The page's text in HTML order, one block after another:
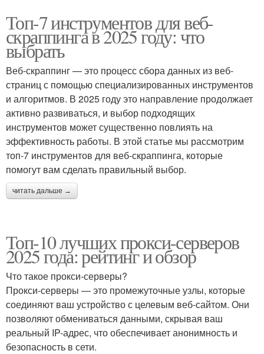
Топ-7 инструментов для веб-
скраппинга в 2025 году: что
выбрать
Веб-скраппинг — это процесс сбора данных из веб-
страниц с помощью специализированных инструментов
и алгоритмов. В 2025 году это направление продолжает
активно развиваться, и выбор подходящих
инструментов может существенно повлиять на
эффективность работы. В этой статье мы рассмотрим
топ-7 инструментов для веб-скраппинга, которые
помогут вам сделать правильный выбор.
читать дальше →
Топ-10 лучших прокси-серверов
2025 года: рейтинг и обзор
Что такое прокси-серверы?
Прокси-серверы — это промежуточные узлы, которые
соединяют ваш устройство с целевым веб-сайтом. Они
позволяют обмениваться данными, скрывая ваш
реальный IP-адрес, что обеспечивает анонимность и
безопасность в сети.